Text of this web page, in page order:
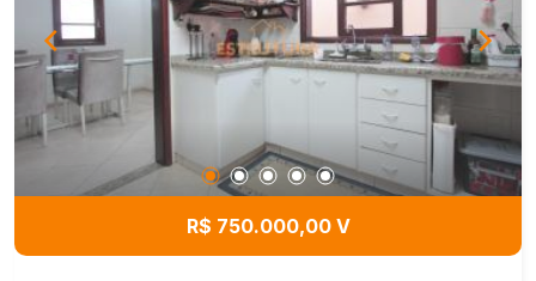
R$ 750.000,00 V